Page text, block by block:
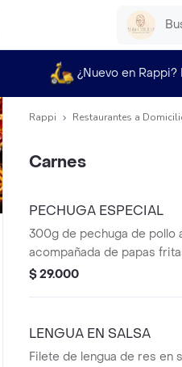
¿Nuevo en Rappi?
Rappi Restaurantes a
Carnes
PECHUGA ESPECIAL
300g de pechuga de pollo
acompañada de papas
paprika, aguacate, ensalada
$ 29.000
LENGUA EN SALSA
Filete de lengua de res en